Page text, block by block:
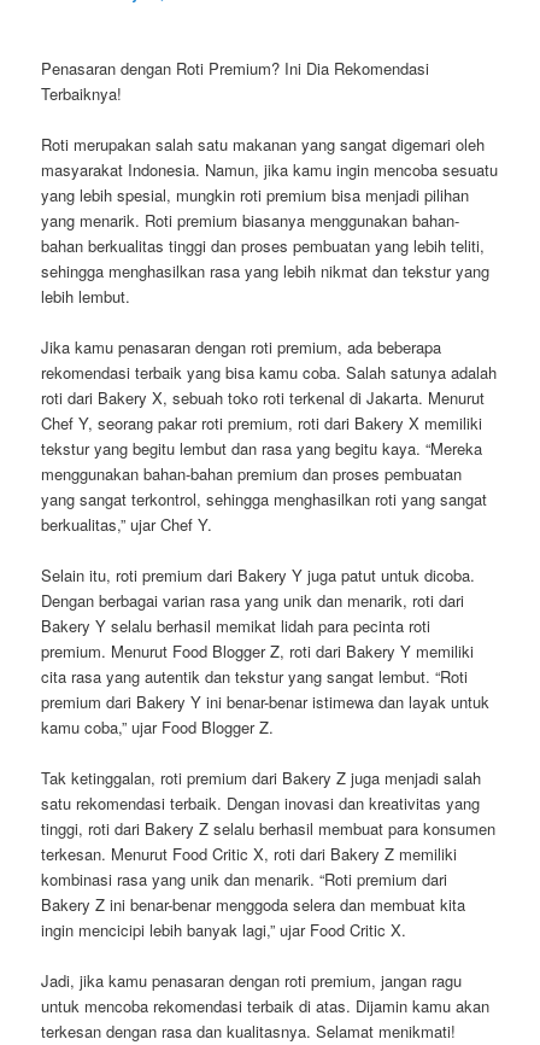
Penasaran dengan Roti Premium? Ini Dia Rekomendasi
Terbaiknya!
Roti merupakan salah satu makanan yang sangat digemari oleh
masyarakat Indonesia. Namun, jika kamu ingin mencoba sesuatu
yang lebih spesial, mungkin roti premium bisa menjadi pilihan
yang menarik. Roti premium biasanya menggunakan bahan-
bahan berkualitas tinggi dan proses pembuatan yang lebih teliti,
sehingga menghasilkan rasa yang lebih nikmat dan tekstur yang
lebih lembut.
Jika kamu penasaran dengan roti premium, ada beberapa
rekomendasi terbaik yang bisa kamu coba. Salah satunya adalah
roti dari Bakery X, sebuah toko roti terkenal di Jakarta. Menurut
Chef Y, seorang pakar roti premium, roti dari Bakery X memiliki
tekstur yang begitu lembut dan rasa yang begitu kaya. “Mereka
menggunakan bahan-bahan premium dan proses pembuatan
yang sangat terkontrol, sehingga menghasilkan roti yang sangat
berkualitas,” ujar Chef Y.
Selain itu, roti premium dari Bakery Y juga patut untuk dicoba.
Dengan berbagai varian rasa yang unik dan menarik, roti dari
Bakery Y selalu berhasil memikat lidah para pecinta roti
premium. Menurut Food Blogger Z, roti dari Bakery Y memiliki
cita rasa yang autentik dan tekstur yang sangat lembut. “Roti
premium dari Bakery Y ini benar-benar istimewa dan layak untuk
kamu coba,” ujar Food Blogger Z.
Tak ketinggalan, roti premium dari Bakery Z juga menjadi salah
satu rekomendasi terbaik. Dengan inovasi dan kreativitas yang
tinggi, roti dari Bakery Z selalu berhasil membuat para konsumen
terkesan. Menurut Food Critic X, roti dari Bakery Z memiliki
kombinasi rasa yang unik dan menarik. “Roti premium dari
Bakery Z ini benar-benar menggoda selera dan membuat kita
ingin mencicipi lebih banyak lagi,” ujar Food Critic X.
Jadi, jika kamu penasaran dengan roti premium, jangan ragu
untuk mencoba rekomendasi terbaik di atas. Dijamin kamu akan
terkesan dengan rasa dan kualitasnya. Selamat menikmati!